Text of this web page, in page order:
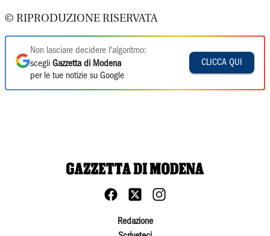
© RIPRODUZIONE RISERVATA
Non lasciare decidere l'algoritmo:
scegli Gazzetta di Modena
per le tue notizie su Google
CLICCA QUI
Redazione